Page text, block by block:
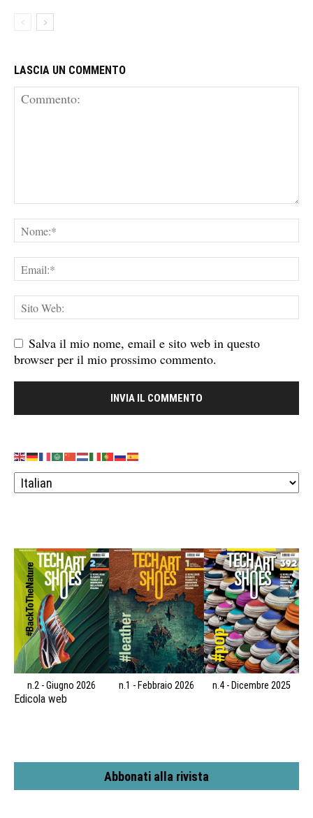
LASCIA UN COMMENTO
Salva il mio nome, email e sito web in questo
browser per il mio prossimo commento.
n.2 - Giugno 2026 n.1 - Febbraio 2026 n.4 - Dicembre 2025
Edicola web
Abbonati alla rivista